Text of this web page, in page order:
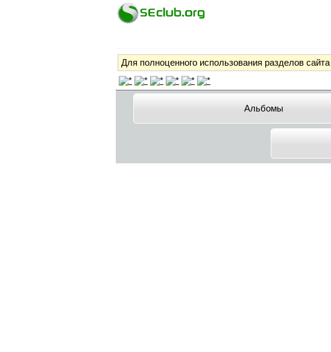
Для полноценного использования разделов сайта
Альбомы